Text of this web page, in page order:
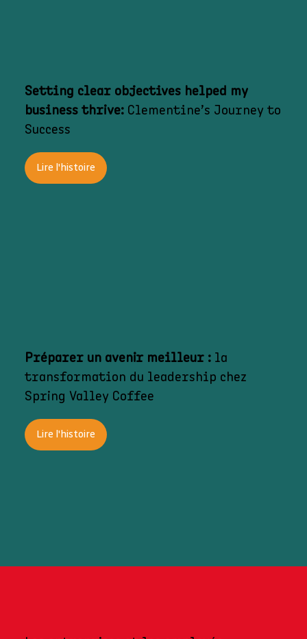
Setting clear objectives helped my
business thrive: Clementine’s Journey to
Success
Lire l'histoire
Préparer un avenir meilleur : la
transformation du leadership chez
Spring Valley Coffee
Lire l'histoire